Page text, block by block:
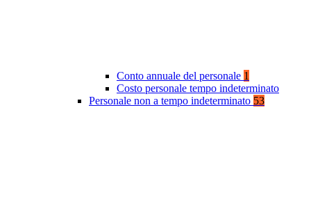
Conto annuale del personale 1
Costo personale tempo indeterminato
Personale non a tempo indeterminato 53